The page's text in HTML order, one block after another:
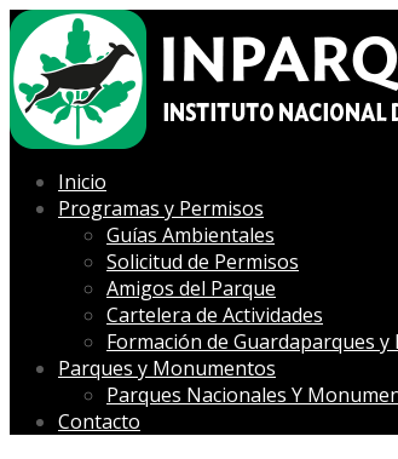
Inicio
Programas y Permisos
Guías Ambientales
Solicitud de Permisos
Amigos del Parque
Cartelera de Actividades
Formación de Guardaparques
Parques y Monumentos
Parques Nacionales Y
Contacto